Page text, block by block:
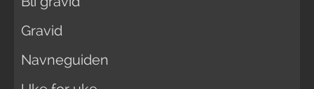
Gravid
Navneguiden